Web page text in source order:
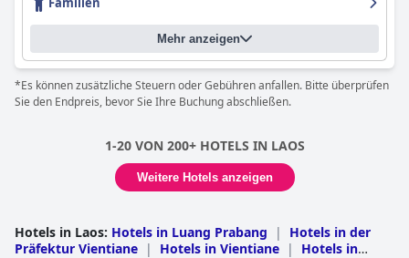
sich die Gäste wie zu Hause fühlen. Gäste empfehlen einen
Aufenthalt imMaison Dalabuasehr und loben das fabelhafte,
freundliche und hilfsbereite Personal.
Mehr anzeigen
*Es können zusätzliche Steuern oder Gebühren anfallen. Bitte überprüfen
Sie den Endpreis, bevor Sie Ihre Buchung abschließen.
1-20 VON 200+ HOTELS IN LAOS
Weitere Hotels anzeigen
Hotels in Laos: Hotels in Luang Prabang |
Hotels in der
Präfektur Vientiane | Hotels in Vientiane |
Hotels in